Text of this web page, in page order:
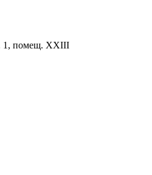
1, помещ. XXIII